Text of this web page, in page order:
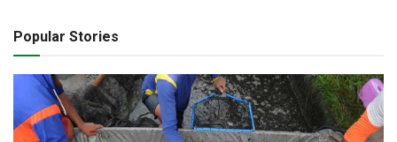
Popular Stories